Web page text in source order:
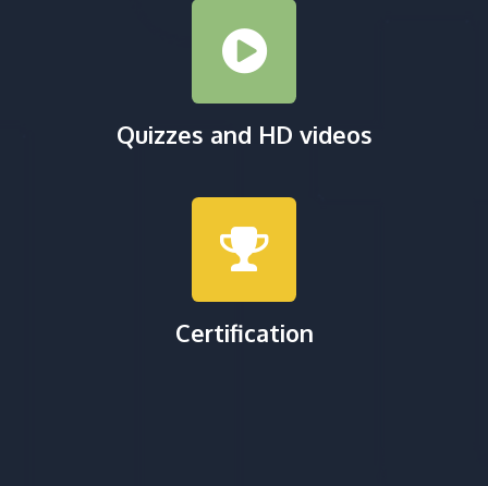
Quizzes and HD videos
Certification